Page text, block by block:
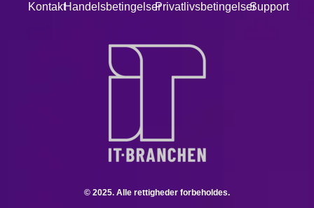
KontaktHandelsbetingelserPrivatlivsbetingelserSupport
© 2025. Alle rettigheder forbeholdes.